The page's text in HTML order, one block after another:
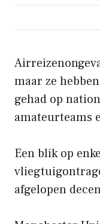
maar ze
gehad op
amateurteams
Een blik op
afgelopen